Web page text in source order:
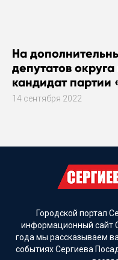
На
депутатов
кандидат партии
14 сентября 2022
Городской портал
информационный сайт
года мы рассказываем
событиях Сергиева